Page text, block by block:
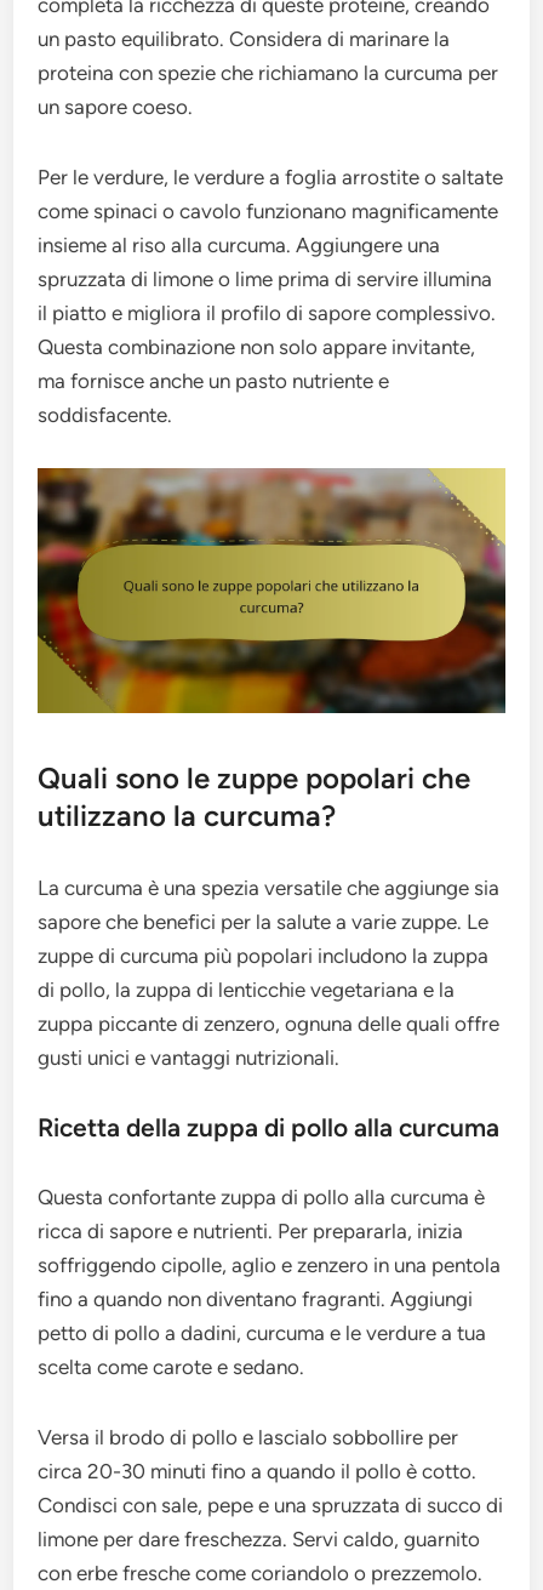
un pasto equilibrato. Considera di marinare la
proteina con spezie che richiamano la curcuma per
un sapore coeso.
Per le verdure, le verdure a foglia arrostite o saltate
come spinaci o cavolo funzionano magnificamente
insieme al riso alla curcuma. Aggiungere una
spruzzata di limone o lime prima di servire illumina
il piatto e migliora il profilo di sapore complessivo.
Questa combinazione non solo appare invitante,
ma fornisce anche un pasto nutriente e
soddisfacente.
Quali sono le zuppe popolari che
utilizzano la curcuma?
La curcuma è una spezia versatile che aggiunge sia
sapore che benefici per la salute a varie zuppe. Le
zuppe di curcuma più popolari includono la zuppa
di pollo, la zuppa di lenticchie vegetariana e la
zuppa piccante di zenzero, ognuna delle quali offre
gusti unici e vantaggi nutrizionali.
Ricetta della zuppa di pollo alla curcuma
Questa confortante zuppa di pollo alla curcuma è
ricca di sapore e nutrienti. Per prepararla, inizia
soffriggendo cipolle, aglio e zenzero in una pentola
fino a quando non diventano fragranti. Aggiungi
petto di pollo a dadini, curcuma e le verdure a tua
scelta come carote e sedano.
Versa il brodo di pollo e lascialo sobbollire per
circa 20-30 minuti fino a quando il pollo è cotto.
Condisci con sale, pepe e una spruzzata di succo di
limone per dare freschezza. Servi caldo, guarnito
con erbe fresche come coriandolo o prezzemolo.